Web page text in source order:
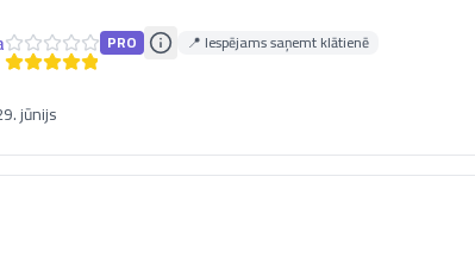
PRO 📍 Iespējams saņemt klātienē
jūnijs